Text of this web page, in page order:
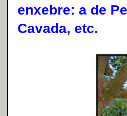
enxebre: a de
Cavada, etc.